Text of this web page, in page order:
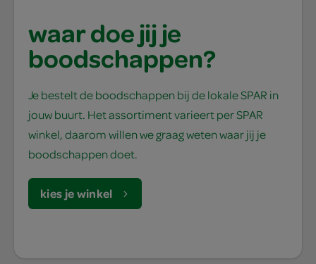
waar doe jij je
boodschappen?
Je bestelt de boodschappen bij de lokale SPAR in
jouw buurt. Het assortiment varieert per SPAR
winkel, daarom willen we graag weten waar jij je
boodschappen doet.
kies je winkel